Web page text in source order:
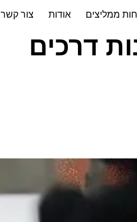
ממליצים אודות צור קשר
דרכים